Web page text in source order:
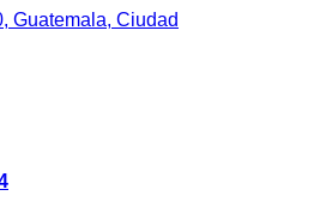
Guatemala, Ciudad